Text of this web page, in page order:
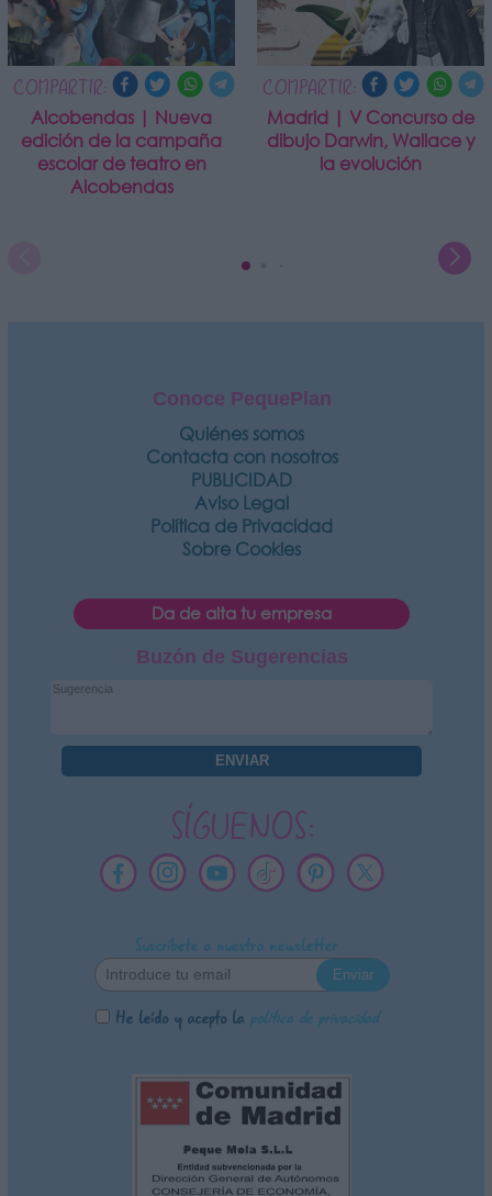
COMPARTIR:
Alcobendas | Nueva
edición de la campaña
escolar de teatro en
Alcobendas
COMPARTIR:
Madrid | V Concurso de
dibujo Darwin, Wallace y
la evolución
Conoce PequePlan
Quiénes somos
Contacta con nosotros
PUBLICIDAD
Aviso Legal
Política de Privacidad
Sobre Cookies
Da de alta tu empresa
Buzón de Sugerencias
SÍGUENOS:
Suscríbete a nuestra newsletter
He leído y acepto la política de privacidad